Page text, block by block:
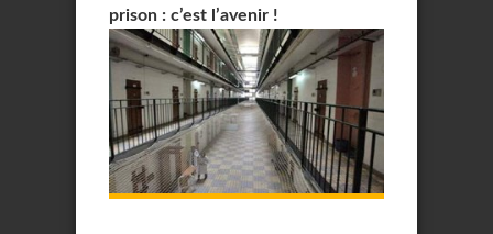
prison : c’est l’avenir !